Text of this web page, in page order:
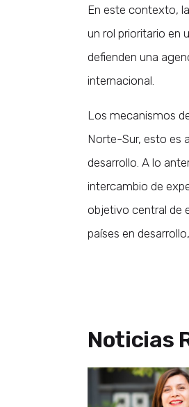
En este contexto,
un rol prioritario en
defienden una
internacional.
Los mecanismos
Norte-Sur, esto es
desarrollo. A lo
intercambio de
objetivo central de
países en
Noticias